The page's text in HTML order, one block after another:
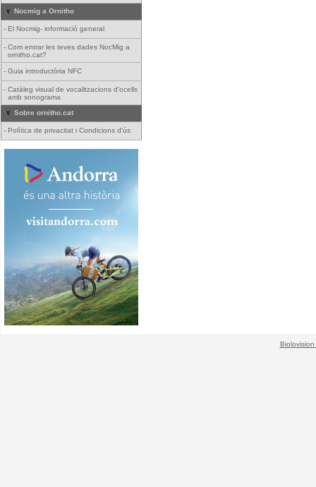
Nocmig a Ornitho
- El Nocmig- informació general
- Com entrar les teves dades NocMig a
ornitho.cat?
- Guia introductòria NFC
- Catàleg visual de vocalitzacions d'ocells
amb sonograma
Sobre ornitho.cat
- Política de privacitat i Condicions d'ús
Biolovision